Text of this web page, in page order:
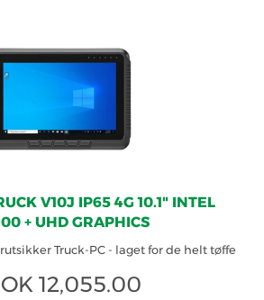
V10J IP65 4G 10.1" INTEL
+ UHD GRAPHICS
Truck-PC - laget for de helt tøffe
12,055.00